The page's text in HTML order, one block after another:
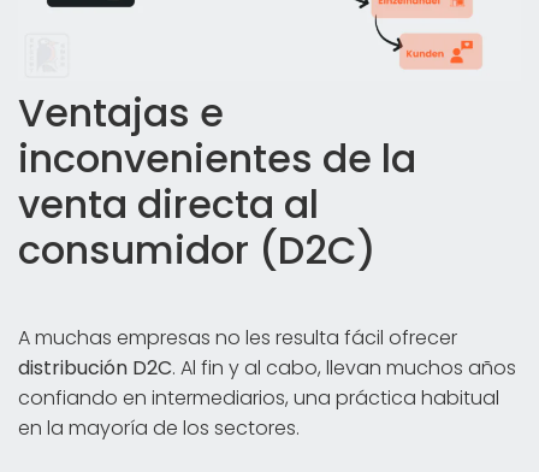
Ventajas e
inconvenientes de la
venta directa al
consumidor (D2C)
A muchas empresas no les resulta fácil ofrecer
distribución D2C. Al fin y al cabo, llevan muchos años
confiando en intermediarios, una práctica habitual
en la mayoría de los sectores.